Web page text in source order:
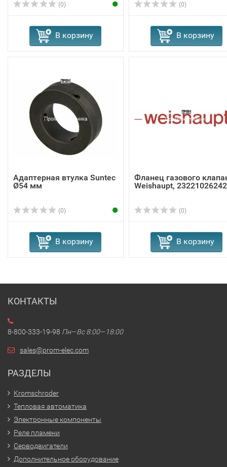
(0)
В корзину
(0)
В корзину
Адаптерная втулка Suntec
Ø54 мм
(0)
В корзину
Фланец газового
Weishaupt, 23221026242
(0)
В корзину
КОНТАКТЫ
8-800-333-19-98 Пн—Вс 8:00—18:00
sales@prom-elec.com
РАЗДЕЛЫ
Kromschroder
Тепловая автоматика
Электронные компоненты
Реле пламени
Серводвигатели
Дополнительное оборудование